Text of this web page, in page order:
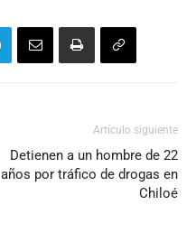
Artículo siguiente
Detienen a un hombre de 22
años por tráfico de drogas en
Chiloé